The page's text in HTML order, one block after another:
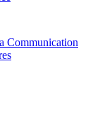
Communication